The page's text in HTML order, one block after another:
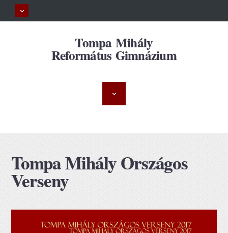
Tompa Mihály
Református Gimnázium
Tompa Mihály Országos
Verseny